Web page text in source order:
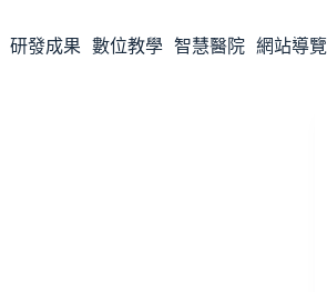
研發成果 數位教學 智慧醫院 網站導覽